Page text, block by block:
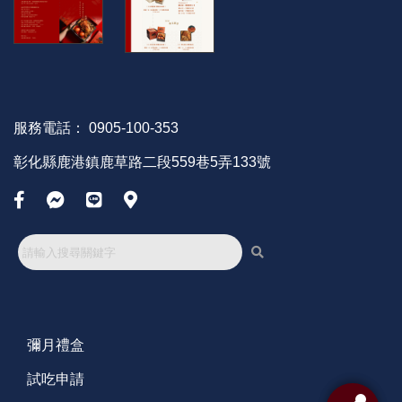
服務電話： 0905-100-353
彰化縣鹿港鎮鹿草路二段559巷5弄133號
彌月禮盒
試吃申請